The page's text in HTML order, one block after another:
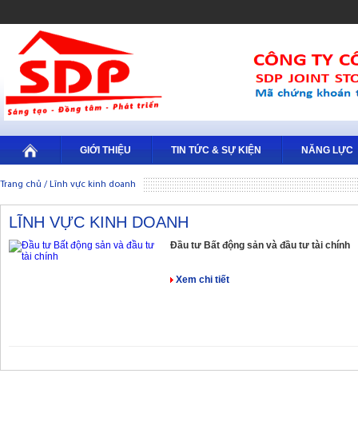
GIỚI THIỆU TIN TỨC & SỰ KIỆN NĂNG LỰC
Trang chủ / Lĩnh vực kinh doanh
LĨNH VỰC KINH DOANH
Đầu tư Bất động sản và đầu tư tài chính
Xem chi tiết